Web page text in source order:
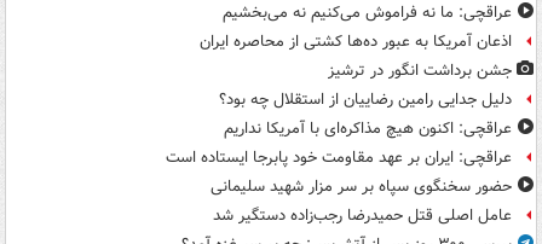
عراقچی: ما نه فراموش می‌کنیم نه می‌بخشیم
اذعان آمریکا به عبور ده‌ها کشتی از محاصره ایران
جشن برداشت انگور در ترشیز
دلیل جدایی رامین رضاییان از استقلال چه بود؟
عراقچی: اکنون هیچ مذاکره‌ای با آمریکا نداریم
عراقچی: ایران بر عهد مقاومت خود پابرجا ایستاده است
حضور سخنگوی سپاه بر سر مزار شهید سلیمانی
عامل اصلی قتل حمیدرضا رجب‌زاده دستگیر شد